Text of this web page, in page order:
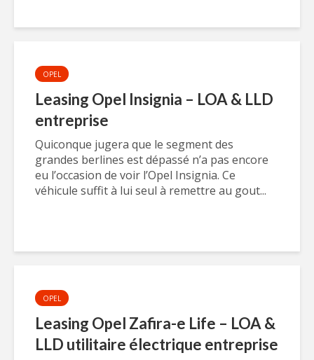
OPEL
Leasing Opel Insignia – LOA & LLD
entreprise
Quiconque jugera que le segment des
grandes berlines est dépassé n’a pas encore
eu l’occasion de voir l’Opel Insignia. Ce
véhicule suffit à lui seul à remettre au gout...
OPEL
Leasing Opel Zafira-e Life – LOA &
LLD utilitaire électrique entreprise